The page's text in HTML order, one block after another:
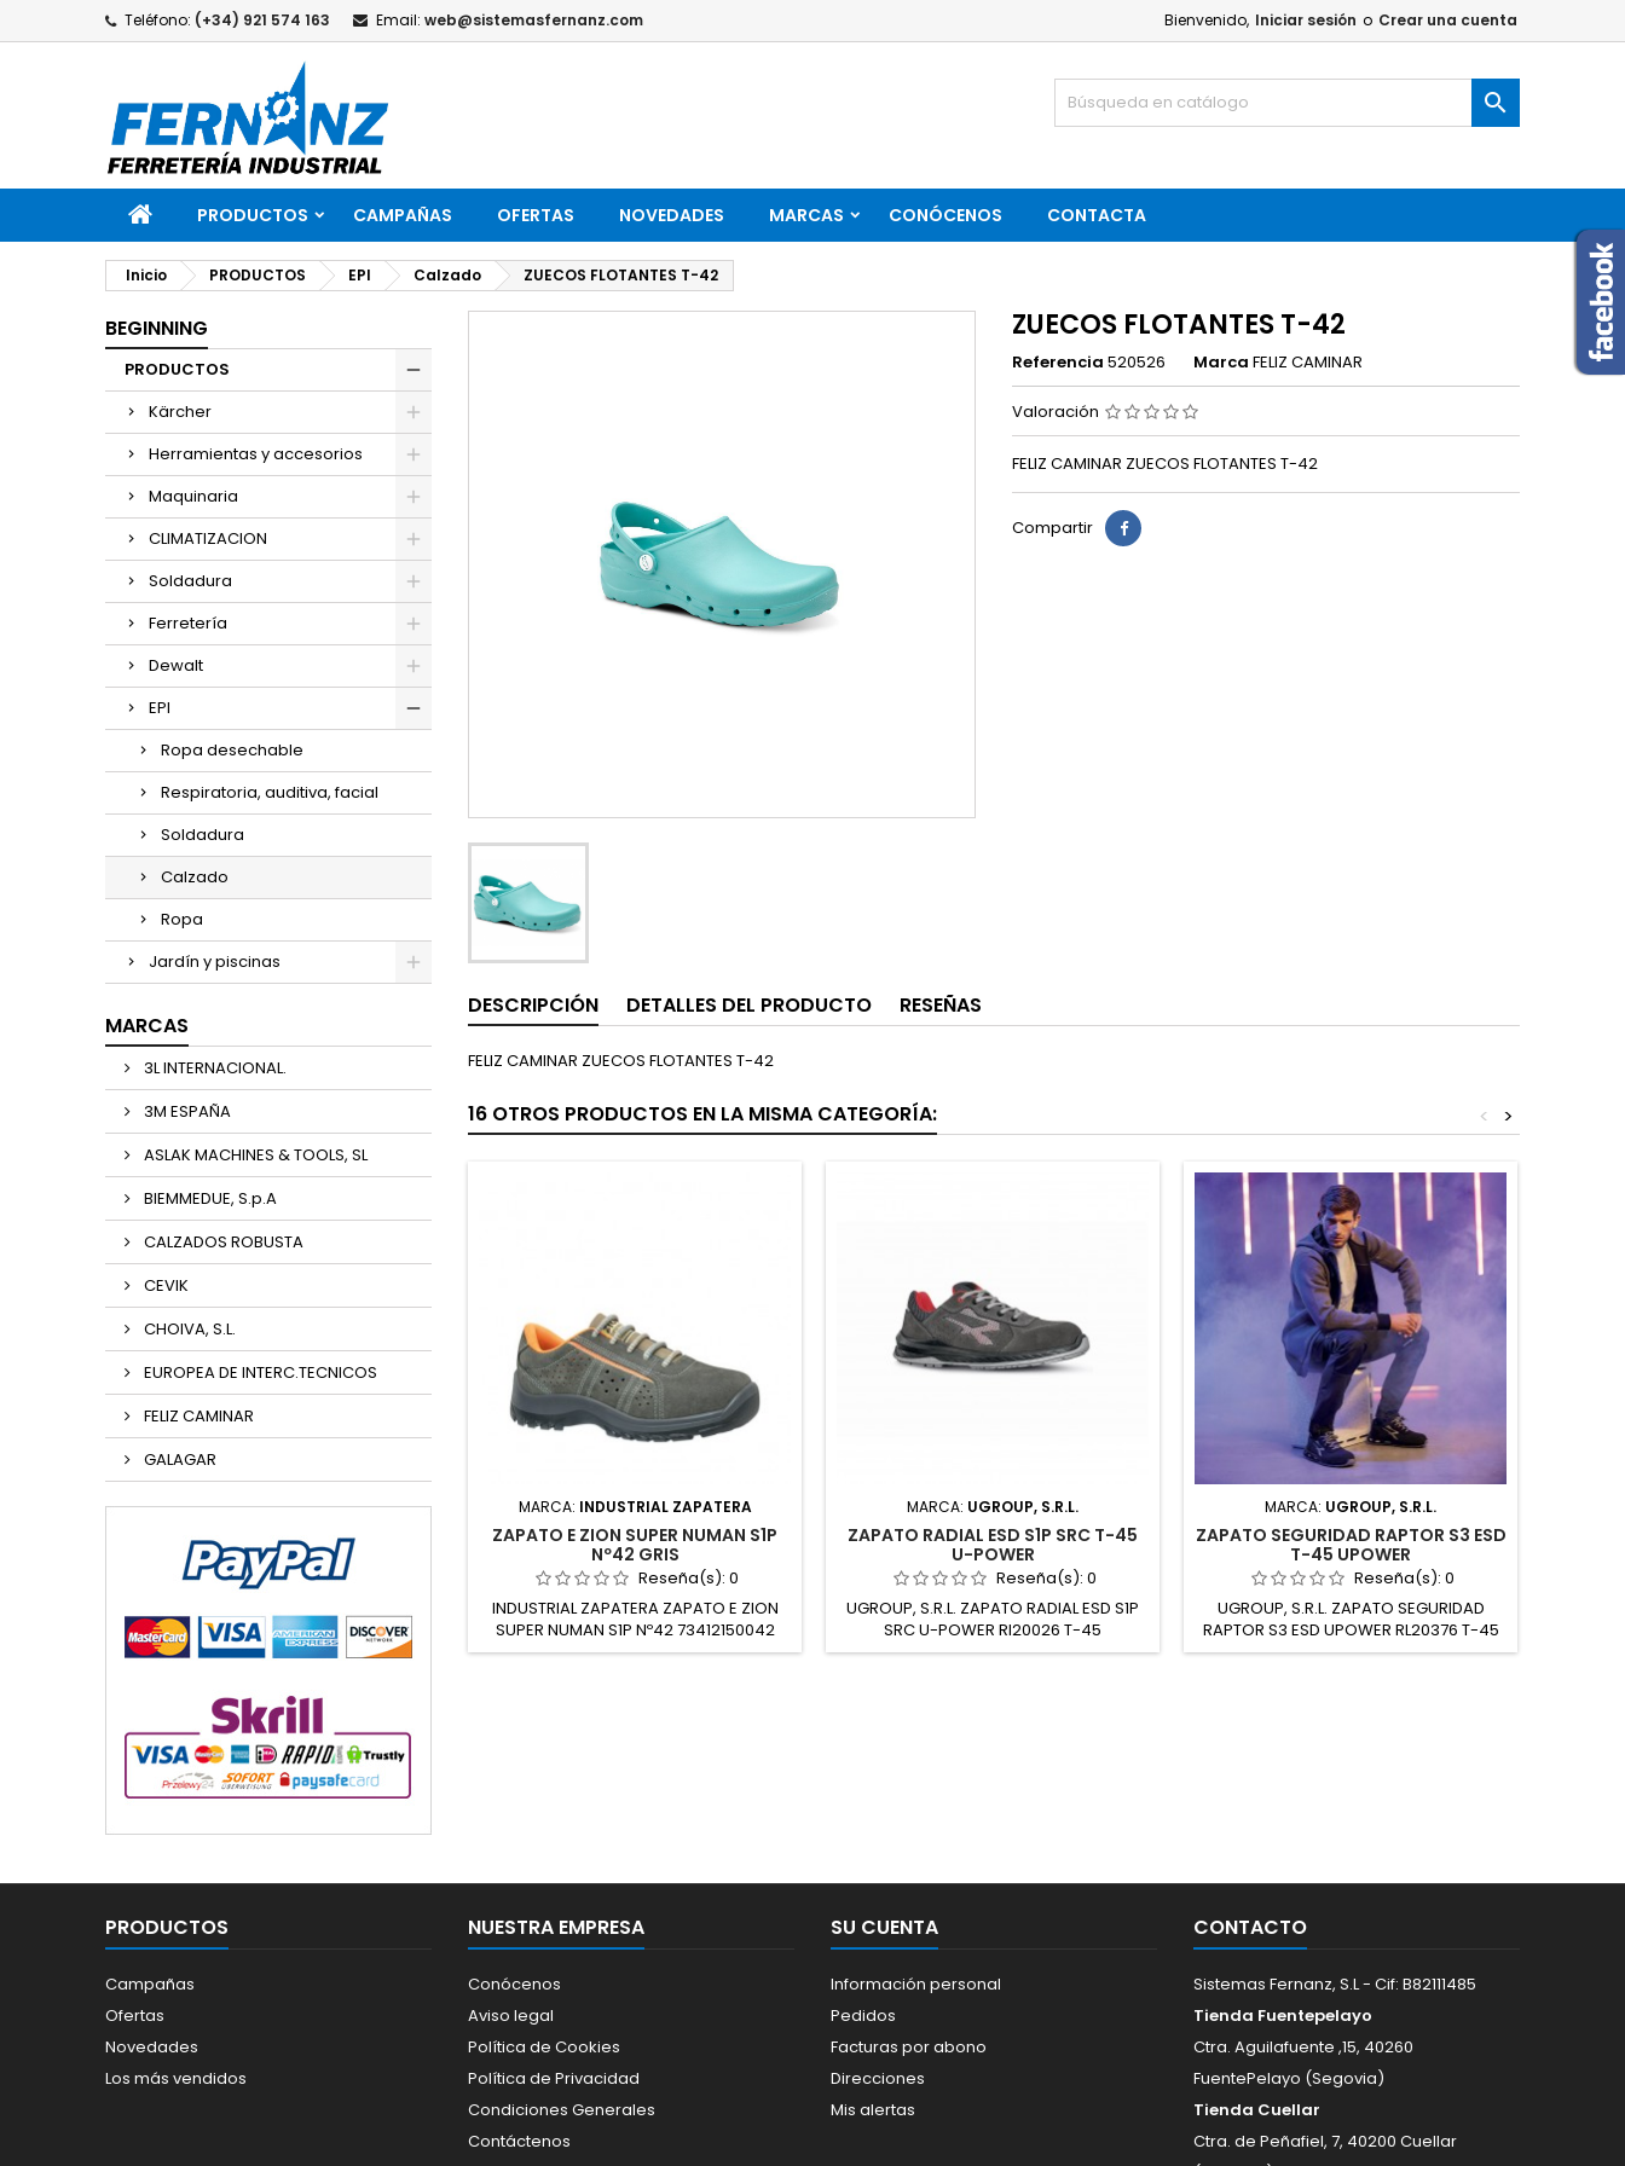
Teléfono: (+34) 921 574 163 Email: web@sistemasfernanz.com Bienvenido, Iniciar sesión o Crear una cuenta

PRODUCTOS CAMPAÑAS OFERTAS NOVEDADES MARCAS CONÓCENOS CONTACTA
Inicio PRODUCTOS EPI Calzado ZUECOS FLOTANTES T-42
BEGINNING
PRODUCTOS
Kärcher
Herramientas y accesorios
Maquinaria
CLIMATIZACION
Soldadura
Ferretería
Dewalt
EPI
Ropa desechable
Respiratoria, auditiva, facial
Soldadura
Calzado
Ropa
Jardín y piscinas
MARCAS
3L INTERNACIONAL.
3M ESPAÑA
ASLAK MACHINES & TOOLS, SL
BIEMMEDUE, S.p.A
CALZADOS ROBUSTA
CEVIK
CHOIVA, S.L.
EUROPEA DE INTERC.TECNICOS
FELIZ CAMINAR
GALAGAR
ZUECOS FLOTANTES T-42
Referencia 520526 Marca FELIZ CAMINAR
Valoración
FELIZ CAMINAR ZUECOS FLOTANTES T-42
Compartir
DESCRIPCIÓN DETALLES DEL PRODUCTO RESEÑAS
FELIZ CAMINAR ZUECOS FLOTANTES T-42
16 OTROS PRODUCTOS EN LA MISMA CATEGORÍA: >
<
MARCA: INDUSTRIAL ZAPATERA
ZAPATO E ZION SUPER NUMAN S1P
Nº42 GRIS
Reseña(s): 0
INDUSTRIAL ZAPATERA ZAPATO E ZION
SUPER NUMAN S1P Nº42 73412150042
GRIS
MARCA: UGROUP, S.R.L.
ZAPATO RADIAL ESD S1P SRC T-45
U-POWER
Reseña(s): 0
UGROUP, S.R.L. ZAPATO RADIAL ESD S1P
SRC U-POWER RI20026 T-45
MARCA: UGROUP, S.R.L.
ZAPATO SEGURIDAD RAPTOR S3 ESD
T-45 UPOWER
Reseña(s): 0
UGROUP, S.R.L. ZAPATO SEGURIDAD
RAPTOR S3 ESD UPOWER RL20376 T-45
PRODUCTOS
Campañas
Ofertas
Novedades
Los más vendidos
NUESTRA EMPRESA
Conócenos
Aviso legal
Política de Cookies
Política de Privacidad
Condiciones Generales
Contáctenos
SU CUENTA
Información personal
Pedidos
Facturas por abono
Direcciones
Mis alertas
CONTACTO
Sistemas Fernanz, S.L - Cif: B82111485
Tienda Fuentepelayo
Ctra. Aguilafuente ,15, 40260
FuentePelayo (Segovia)
Tienda Cuellar
Ctra. de Peñafiel, 7, 40200 Cuellar